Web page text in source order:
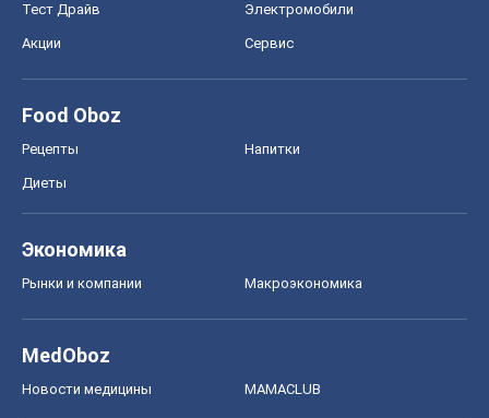
Тест Драйв Электромобили
Акции Сервис
Food Oboz
Рецепты Напитки
Диеты
Экономика
Рынки и компании Mакроэкономика
MedOboz
Новости медицины MAMACLUB